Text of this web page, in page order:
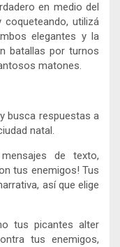
en medio del
utilizá
elegantes y la
batallas por turnos
matones.
busca respuestas a
natal.
de texto,
tus enemigos! Tus
así que elige
tus picantes alter
tus enemigos,